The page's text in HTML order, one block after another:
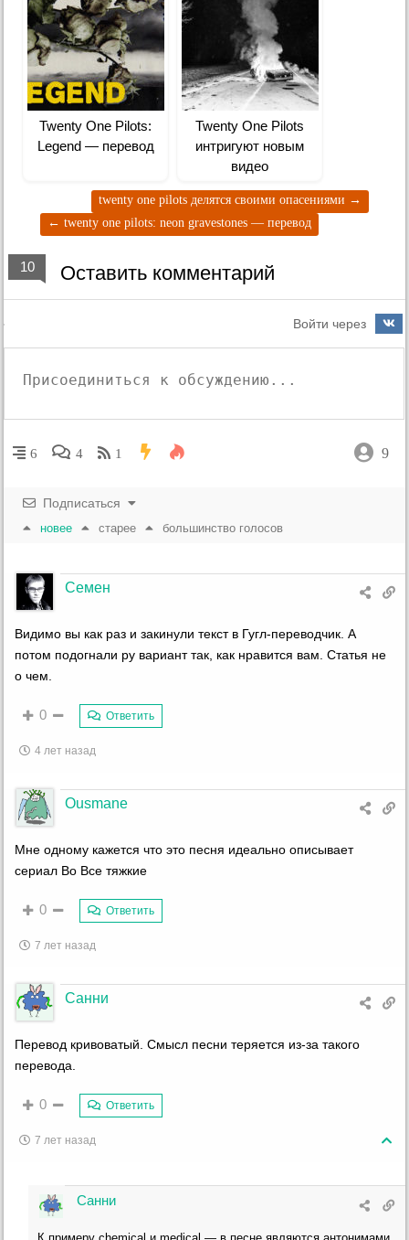
Twenty One Pilots:
Legend — перевод
Twenty One Pilots
интригуют новым
видео
twenty one pilots делятся своими опасениями →
← twenty one pilots: neon gravestones — перевод
10 Оставить комментарий
Войти через
6 4 1 9
Подписаться
новее старее большинство голосов
Семен
Видимо вы как раз и закинули текст в Гугл-переводчик. А
потом подогнали ру вариант так, как нравится вам. Статья не
о чем.
0 Ответить
4 лет назад
Ousmane
Мне одному кажется что это песня идеально описывает
сериал Во Все тяжкие
0 Ответить
7 лет назад
Санни
Перевод кривоватый. Смысл песни теряется из-за такого
перевода.
0 Ответить
7 лет назад
Санни